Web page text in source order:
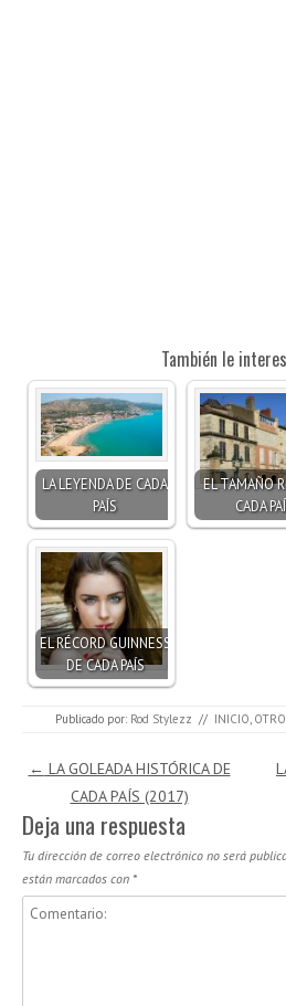
También le
LA LEYENDA DE CADA
PAÍS
EL TAMAÑO
CADA
EL RÉCORD GUINNESS
DE CADA PAÍS
Publicado por: Rod Stylezz // INICIO
Navegación de entradas
← LA GOLEADA HISTÓRICA DE
CADA PAÍS (2017)
Deja una respuesta
Tu dirección de correo electrónico no será
están marcados con *